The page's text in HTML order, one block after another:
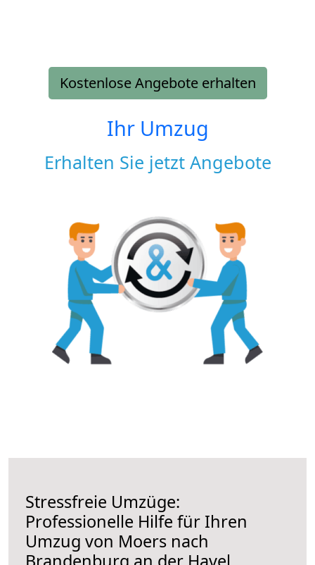
Kostenlose Angebote erhalten
Ihr Umzug
Erhalten Sie jetzt Angebote
Stressfreie Umzüge:
Professionelle Hilfe für Ihren
Umzug von Moers nach